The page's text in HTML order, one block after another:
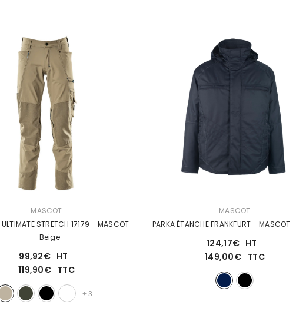
MASCOT
- Beige
99,92€ HT
119,90€ TTC
+ 3
MASCOT
PARKA ÉTANCHE FRANKFURT - MASCOT
124,17€ HT
149,00€ TTC